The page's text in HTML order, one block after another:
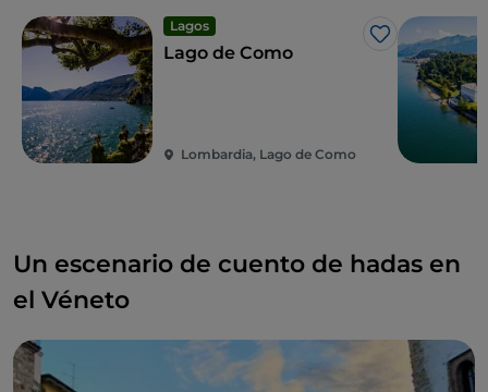
Lagos
Me gusta
Lago de Como
Lombardia, Lago de Como
Un escenario de cuento de hadas en
el Véneto